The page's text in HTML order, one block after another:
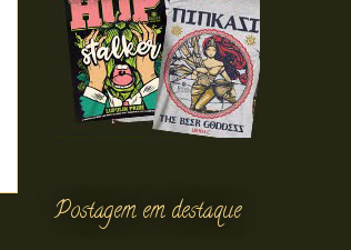
Postagem em destaque